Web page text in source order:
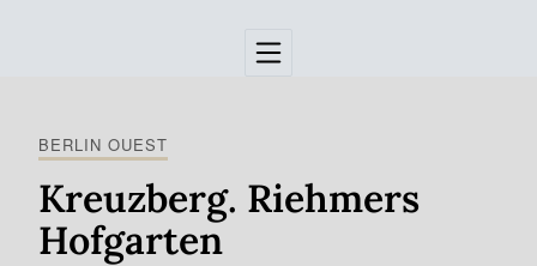
BERLIN OUEST
Kreuzberg. Riehmers
Hofgarten